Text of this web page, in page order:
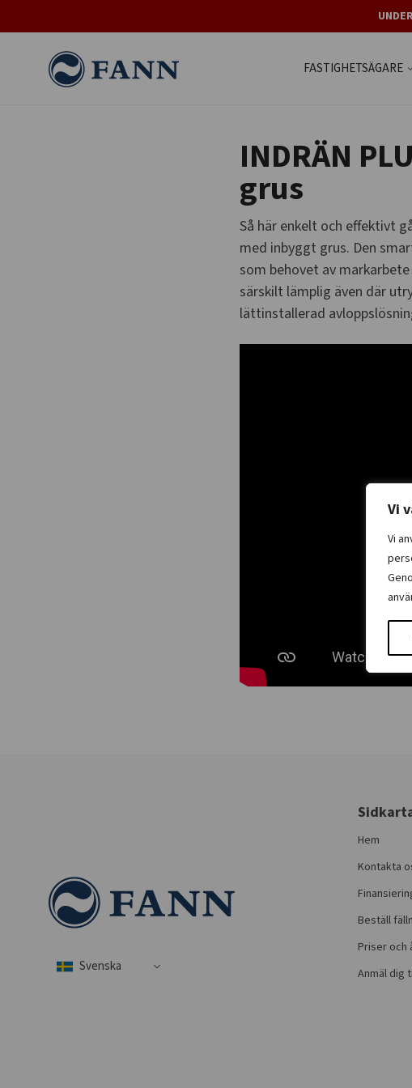
Vi
Vi
FASTIGHETSÄGARE
INDRÄN
grus
Så här enkelt och effektivt
med inbyggt grus. Den
som behovet av
särskilt lämplig även där
lättinstallerad
Hem
Kontakta
Beställ
Priser
Anmäl dig